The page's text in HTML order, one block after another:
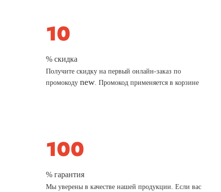
% скидка
Получите скидку на первый онлайн-заказ по
промокодуnew. Промокод применяется в корзине
% гарантия
Мы уверены в качестве нашей продукции. Если вас